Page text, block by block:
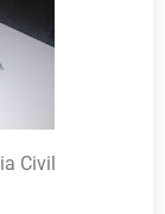
Civil